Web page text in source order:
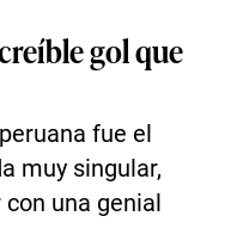
gol que
fue el
muy singular,
una genial